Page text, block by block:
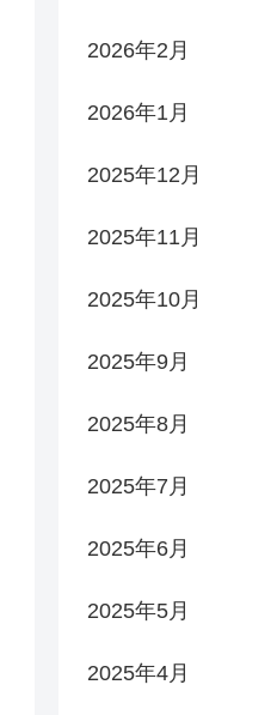
2026年2月
2026年1月
2025年12月
2025年11月
2025年10月
2025年9月
2025年8月
2025年7月
2025年6月
2025年5月
2025年4月